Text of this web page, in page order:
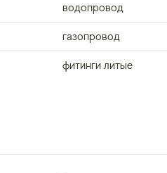
водопровод
газопровод
фитинги литые